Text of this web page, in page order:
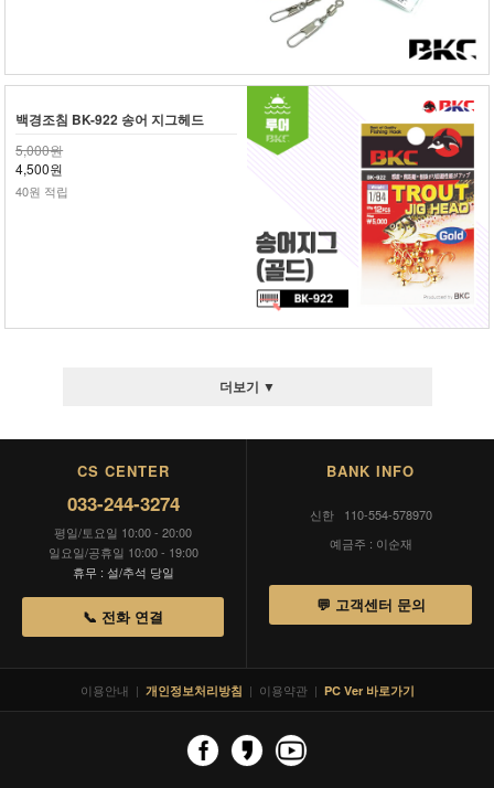
백경조침 BK-922 송어 지그헤드
5,000원
4,500원
40원 적립
더보기 ▼
CS CENTER
033-244-3274
평일/토요일 10:00 - 20:00
일요일/공휴일 10:00 - 19:00
휴무 : 설/추석 당일
📞 전화 연결
BANK INFO
신한 110-554-578970
예금주 : 이순재
💬 고객센터 문의
이용안내 | 개인정보처리방침 | 이용약관 | PC Ver 바로가기